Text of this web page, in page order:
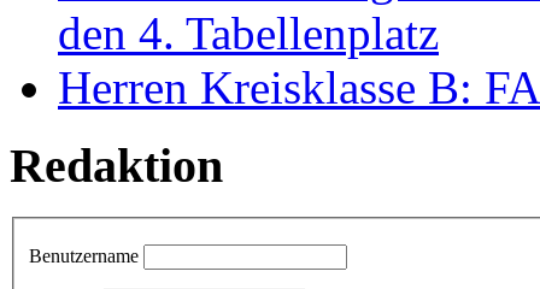
den 4. Tabellenplatz
Herren Kreisklasse B:
Redaktion
Benutzername